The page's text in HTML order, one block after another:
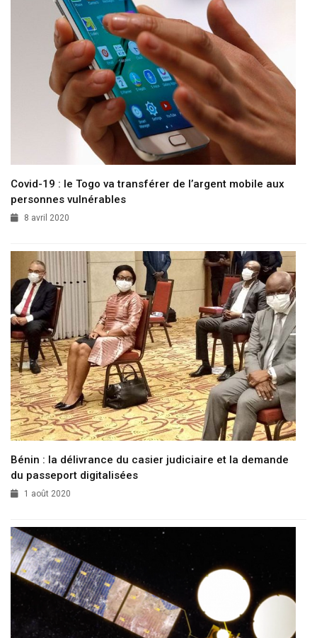
Covid-19 : le Togo va transférer de l’argent mobile aux
personnes vulnérables
8 avril 2020
Bénin : la délivrance du casier judiciaire et la demande
du passeport digitalisées
1 août 2020